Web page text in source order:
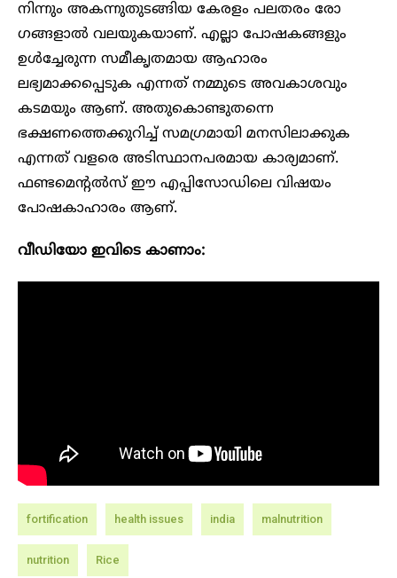
നിന്നും അകന്നുതുടങ്ങിയ കേരളം പലതരം രോ​
ഗങ്ങളാൽ വലയുകയാണ്. എല്ലാ പോഷകങ്ങളും
ഉൾച്ചേരുന്ന സമീകൃതമായ ആഹാരം
ലഭ്യമാക്കപ്പെടുക എന്നത് നമ്മുടെ അവകാശവും
കടമയും ആണ്. അതുകൊണ്ടുതന്നെ
ഭക്ഷണത്തെക്കുറിച്ച് സമഗ്രമായി മനസിലാക്കുക
എന്നത് വളരെ അടിസ്ഥാനപരമായ കാര്യമാണ്.
ഫണ്ടമെന്റൽസ് ഈ എപ്പിസോഡിലെ വിഷയം
പോഷകാഹാരം ആണ്.
വീഡിയോ ഇവിടെ കാണാം:
fortification health issues india malnutrition
nutrition Rice